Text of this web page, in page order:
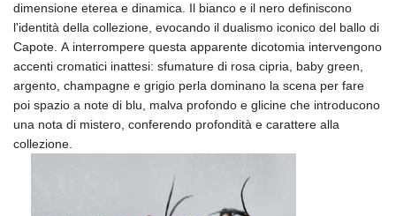
dimensione eterea e dinamica. Il bianco e il nero definiscono
l'identità della collezione, evocando il dualismo iconico del ballo di
Capote. A interrompere questa apparente dicotomia intervengono
accenti cromatici inattesi: sfumature di rosa cipria, baby green,
argento, champagne e grigio perla dominano la scena per fare
poi spazio a note di blu, malva profondo e glicine che introducono
una nota di mistero, conferendo profondità e carattere alla
collezione.